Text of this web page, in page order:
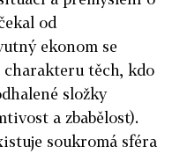
od
ekonom se
charakteru těch, kdo
složky
a zbabělost).
soukromá sféra